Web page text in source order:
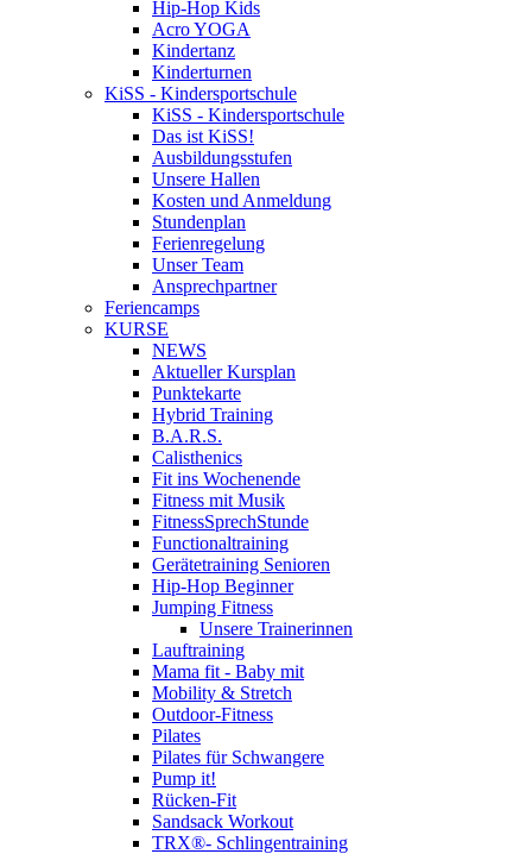
Hip-Hop Kids
Acro YOGA
Kindertanz
Kinderturnen
KiSS - Kindersportschule
KiSS - Kindersportschule
Das ist KiSS!
Ausbildungsstufen
Unsere Hallen
Kosten und Anmeldung
Stundenplan
Ferienregelung
Unser Team
Ansprechpartner
Feriencamps
KURSE
NEWS
Aktueller Kursplan
Punktekarte
Hybrid Training
B.A.R.S.
Calisthenics
Fit ins Wochenende
Fitness mit Musik
FitnessSprechStunde
Functionaltraining
Gerätetraining Senioren
Hip-Hop Beginner
Jumping Fitness
Unsere Trainerinnen
Lauftraining
Mama fit - Baby mit
Mobility & Stretch
Outdoor-Fitness
Pilates
Pilates für Schwangere
Pump it!
Rücken-Fit
Sandsack Workout
TRX®- Schlingentraining